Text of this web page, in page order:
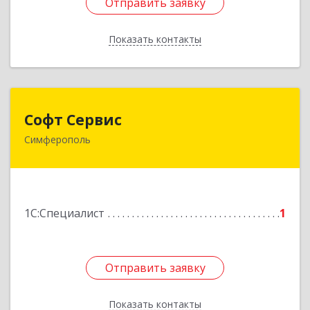
Показать контакты
Назад
Софт Сервис
Симферополь
1С:Специалист 1
Отправить заявку
Показать контакты
Отправить заявку
Назад